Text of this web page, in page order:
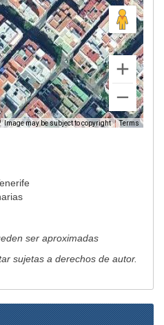
Image may be subject to copyright Terms
ser aproximadas
sujetas a derechos de autor.